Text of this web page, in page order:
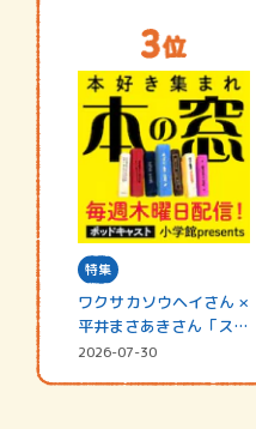
特集
ワクサカソウヘイさん ×
平井まさあきさん「スペ
シャ…
2026-07-30